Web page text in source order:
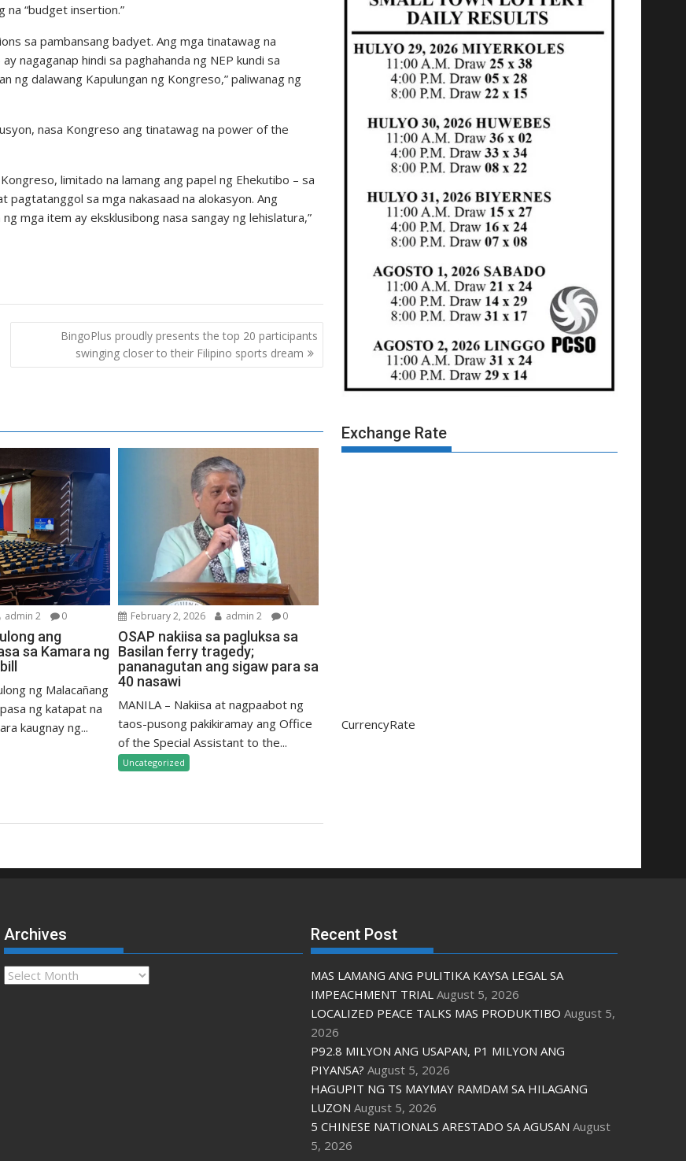
na “budget insertion.”
sa pambansang badyet. Ang mga tinatawag na
nagaganap hindi sa paghahanda ng NEP kundi sa
ng dalawang Kapulungan ng Kongreso,” paliwanag ng
nasa Kongreso ang tinatawag na power of the
limitado na lamang ang papel ng Ehekutibo – sa
pagtatanggol sa mga nakasaad na alokasyon. Ang
mga item ay eksklusibong nasa sangay ng lehislatura,”
BingoPlus proudly presents the top 20 participants
swinging closer to their Filipino sports dream
admin 2 0
ang
sa Kamara ng
ng Malacañang
ng katapat na
kaugnay ng...
February 2, 2026 admin 2 0
OSAP nakiisa sa pagluksa sa
Basilan ferry tragedy;
pananagutan ang sigaw para sa
40 nasawi
MANILA – Nakiisa at nagpaabot ng
taos-pusong pakikiramay ang Office
of the Special Assistant to the...
Uncategorized
Exchange Rate
CurrencyRate
Archives
Archives
Recent Post
MAS LAMANG ANG PULITIKA KAYSA LEGAL SA
IMPEACHMENT TRIAL August 5, 2026
LOCALIZED PEACE TALKS MAS PRODUKTIBO August 5,
2026
P92.8 MILYON ANG USAPAN, P1 MILYON ANG
PIYANSA? August 5, 2026
HAGUPIT NG TS MAYMAY RAMDAM SA HILAGANG
LUZON August 5, 2026
5 CHINESE NATIONALS ARESTADO SA AGUSAN August
5, 2026